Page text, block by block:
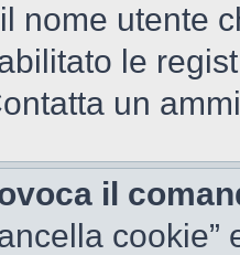
nome utente
le
un
il